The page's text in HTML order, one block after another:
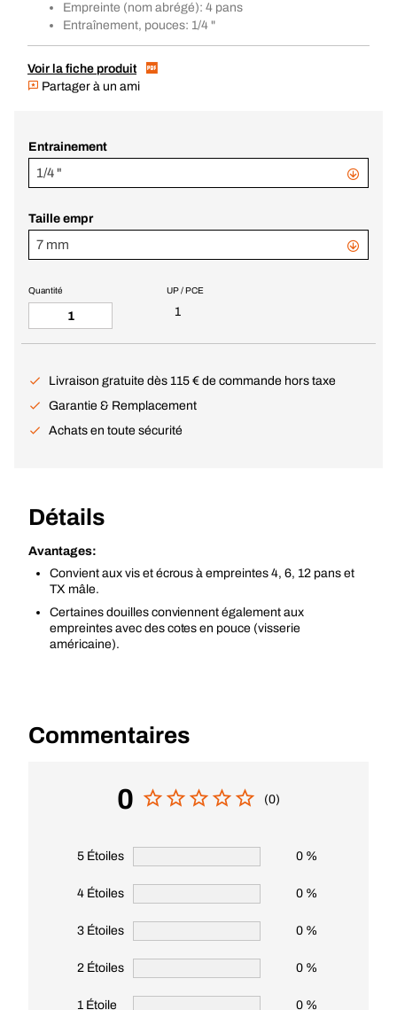
Empreinte (nom abrégé): 4 pans
Entraînement, pouces: 1/4 "
Voir la fiche produit
Partager à un ami
Entrainement
1/4 "
Taille empr
7 mm
UP / PCE
1
Quantité
Livraison gratuite dès 115 € de commande hors taxe
Garantie & Remplacement
Achats en toute sécurité
Détails
Avantages:
Convient aux vis et écrous à empreintes 4, 6, 12 pans et
TX mâle.
Certaines douilles conviennent également aux
empreintes avec des cotes en pouce (visserie
américaine).
Commentaires
0 (0)
5 Étoiles 0 %
4 Étoiles 0 %
3 Étoiles 0 %
2 Étoiles 0 %
1 Étoile 0 %